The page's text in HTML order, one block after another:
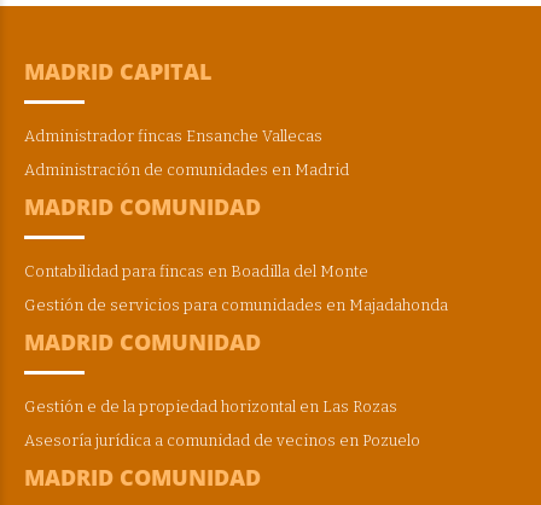
MADRID CAPITAL
Administrador fincas Ensanche Vallecas
Administración de comunidades en Madrid
MADRID COMUNIDAD
Contabilidad para fincas en Boadilla del Monte
Gestión de servicios para comunidades en Majadahonda
MADRID COMUNIDAD
Gestión e de la propiedad horizontal en Las Rozas
Asesoría jurídica a comunidad de vecinos en Pozuelo
MADRID COMUNIDAD